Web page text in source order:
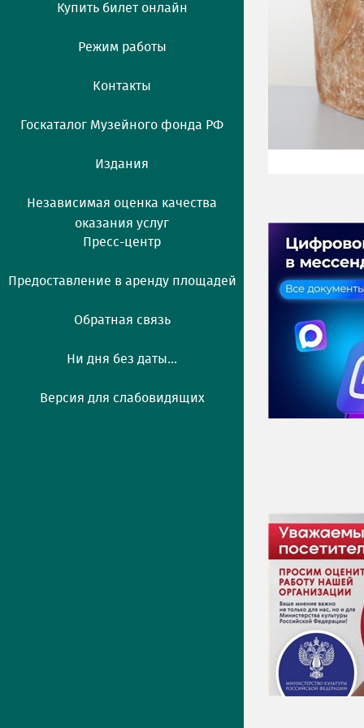
Купить билет онлайн
Режим работы
Контакты
Госкаталог Музейного фонда РФ
Издания
Независимая оценка качества
оказания услуг
Пресс-центр
Предоставление в аренду площадей
Обратная связь
Ни дня без даты...
Версия для слабовидящих